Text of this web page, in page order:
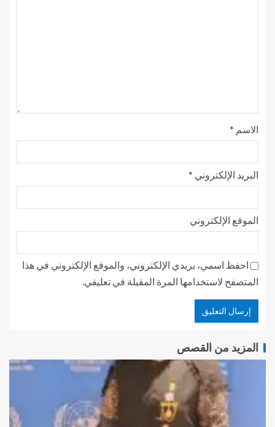
الاسم *
البريد الإلكتروني *
الموقع الإلكتروني
احفظ اسمي، بريدي الإلكتروني، والموقع الإلكتروني في هذا
المتصفح لاستخدامها المرة المقبلة في تعليقي.
المزيد من القصص